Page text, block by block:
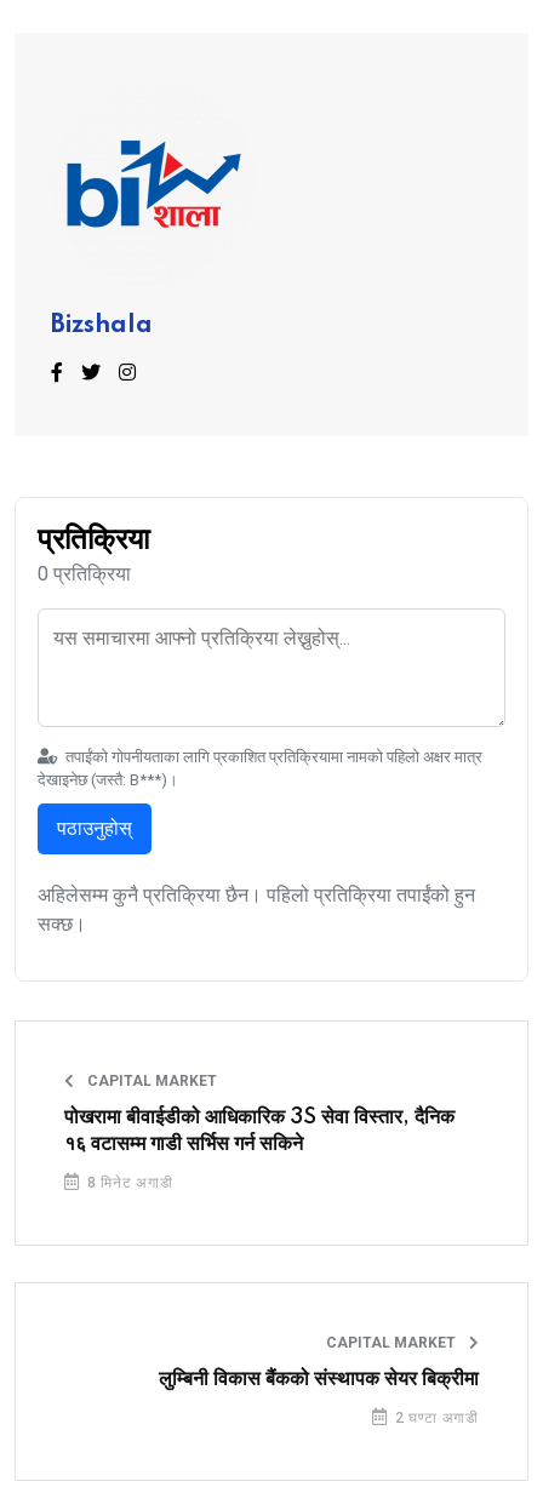
Bizshala
प्रतिक्रिया
0 प्रतिक्रिया
तपाईंको गोपनीयताका लागि प्रकाशित प्रतिक्रियामा नामको पहिलो अक्षर मात्र
देखाइनेछ (जस्तै: B***)।
पठाउनुहोस्
अहिलेसम्म कुनै प्रतिक्रिया छैन। पहिलो प्रतिक्रिया तपाईंको हुन
सक्छ।
CAPITAL MARKET
पोखरामा बीवाईडीको आधिकारिक 3S सेवा विस्तार, दैनिक
१६ वटासम्म गाडी सर्भिस गर्न सकिने
8 मिनेट अगाडी
CAPITAL MARKET
लुम्बिनी विकास बैंकको संस्थापक सेयर बिक्रीमा
2 घण्टा अगाडी